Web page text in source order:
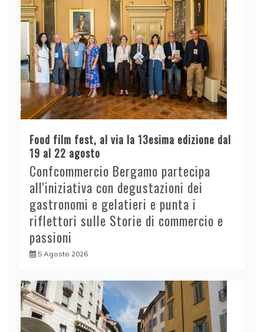
Food film fest, al via la 13esima edizione dal
19 al 22 agosto
Confcommercio Bergamo partecipa
all'iniziativa con degustazioni dei
gastronomi e gelatieri e punta i
riflettori sulle Storie di commercio e
passioni
5 Agosto 2026